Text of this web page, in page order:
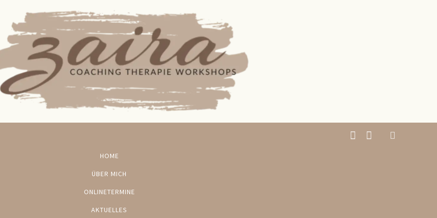
HOME
ÜBER MICH
ONLINETERMINE
AKTUELLES